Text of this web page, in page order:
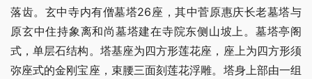
落齿。玄中寺内有僧墓塔26座，其中菅原惠庆长老墓塔与
原玄中住持象离和尚墓塔建在寺院东侧山坡上。墓塔亭阁
式，单层石结构。塔基座为四方形莲花座，座上为四方形须
弥座式的金刚宝座，束腰三面刻莲花浮雕。塔身上部由一组